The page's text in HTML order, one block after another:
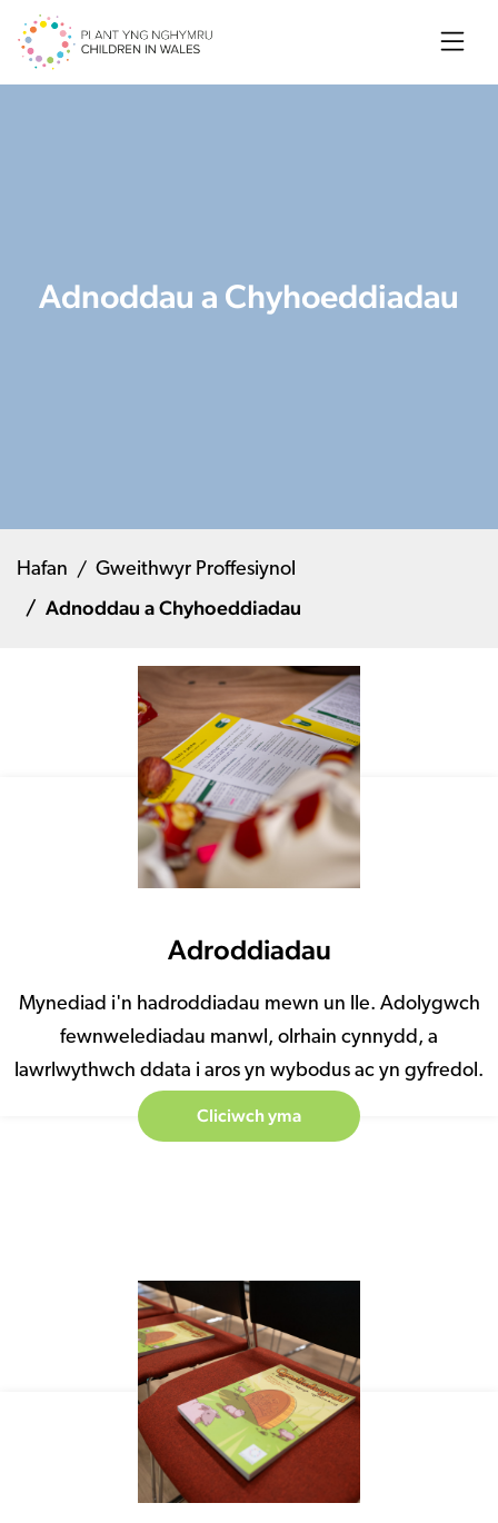
Search
Adnoddau a Chyhoeddiadau
Hafan Gweithwyr Proffesiynol
Adnoddau a Chyhoeddiadau
Adroddiadau
Mynediad i'n hadroddiadau mewn un lle. Adolygwch
fewnwelediadau manwl, olrhain cynnydd, a
lawrlwythwch ddata i aros yn wybodus ac yn gyfredol.
Cliciwch yma